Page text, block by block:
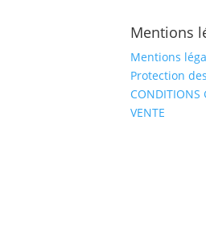
Mentions
Mentions
Protection
CONDITIONS
VENTE